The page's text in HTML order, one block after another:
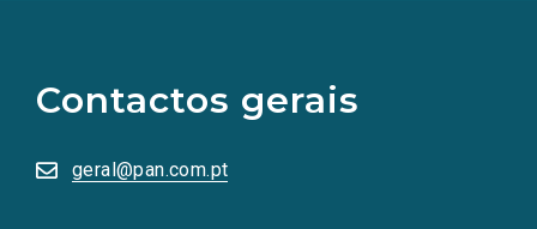
Contactos gerais
geral@pan.com.pt
redes
sociais
numa
nova